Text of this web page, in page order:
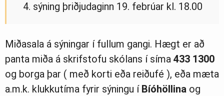
4. sýning þriðjudaginn 19. febrúar kl. 18.00
Miðasala á sýningar í fullum gangi. Hægt er að
panta miða á skrifstofu skólans í síma 433 1300
og borga þar ( með korti eða reiðufé ), eða mæta
a.m.k. klukkutíma fyrir sýningu í Bíóhöllina og